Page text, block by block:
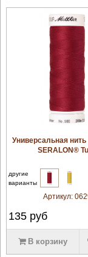
Универсальная нить
SERALON®
другие
варианты
Артикул:
135руб
В корзину